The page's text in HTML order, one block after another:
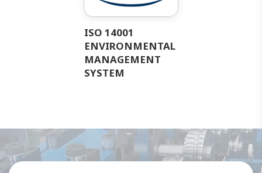
ISO 14001
ENVIRONMENTAL
MANAGEMENT
SYSTEM